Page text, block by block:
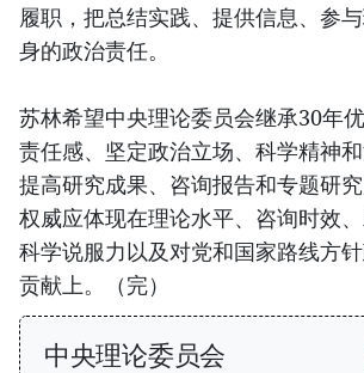
履职，把总结实践、提供信息、参
身的政治责任。
苏林希望中央理论委员会继承30年
责任感、坚定政治立场、科学精神
提高研究成果、咨询报告和专题研
权威应体现在理论水平、咨询时效、
科学说服力以及对党和国家路线方
贡献上。（完）
中央理论委员会